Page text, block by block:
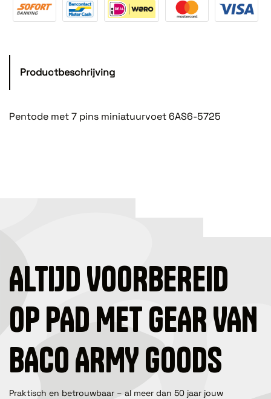
Productbeschrijving
Pentode met 7 pins miniatuurvoet 6AS6-5725
ALTIJD VOORBEREID
OP PAD MET GEAR VAN
BACO ARMY GOODS
Praktisch en betrouwbaar – al meer dan 50 jaar jouw